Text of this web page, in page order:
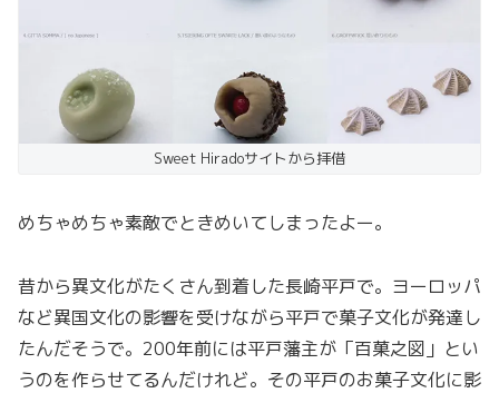
Sweet Hiradoサイトから拝借
めちゃめちゃ素敵でときめいてしまったよー。
昔から異文化がたくさん到着した長崎平戸で。ヨーロッパ
など異国文化の影響を受けながら平戸で菓子文化が発達し
たんだそうで。200年前には平戸藩主が「百菓之図」とい
うのを作らせてるんだけれど。その平戸のお菓子文化に影